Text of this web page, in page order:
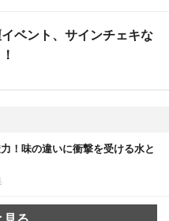
ベント、サインチェキな
！味の違いに衝撃を受ける水と